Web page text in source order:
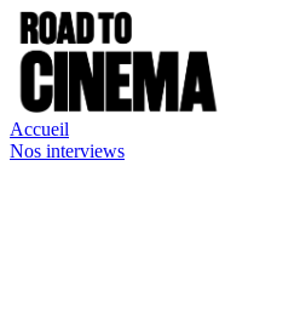
Accueil
Nos interviews